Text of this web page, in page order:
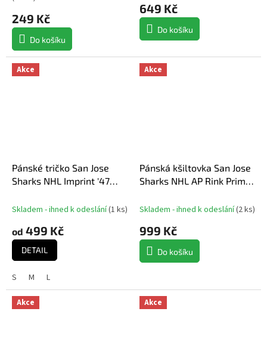
249 Kč
Do košíku
produktu
je
5,0
z
hvězdiček.
649 Kč
Do košíku
Akce
Pánské tričko San Jose
Sharks NHL Imprint '47
Skladem - ihned k odeslání(1 ks)
od 499 Kč
DETAIL
S M L
Akce
Pánská kšiltovka San Jose
Sharks NHL AP Rink Prime
Squarevisor Snapback
Skladem - ihned k odeslání(2 ks)
999 Kč
Do košíku
Akce Akce